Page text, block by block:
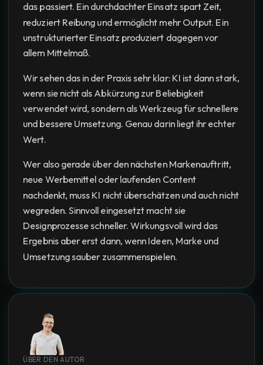
das passiert. Ein durchdachter Einsatz spart Zeit,
reduziert Reibung und ermöglicht mehr Output. Ein
unstrukturierter Einsatz produziert dagegen vor
allem Mittelmaß.
Wir sehen das in der Praxis sehr klar: KI ist dann stark,
wenn sie nicht als Abkürzung zur Beliebigkeit
verwendet wird, sondern als Werkzeug für schnellere
und bessere Umsetzung. Genau darin liegt ihr echter
Wert.
Wer also gerade über den nächsten Markenauftritt,
neue Werbemittel oder laufenden Content
nachdenkt, muss KI nicht überschätzen und auch nicht
wegreden. Sinnvoll eingesetzt macht sie
Designprozesse schneller. Wirkungsvoll wird das
Ergebnis aber erst dann, wenn Ideen, Marke und
Umsetzung sauber zusammenspielen.
ÜBER DEN AUTOR